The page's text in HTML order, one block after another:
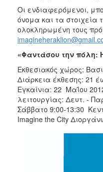
ΠΟΛΙΤΙΣΜΟΣ
ΠΟΛΗ
Οι ενδιαφερόμενοι,
όνομα και τα στοιχεία
ολοκληρωμένη τους
«Φαντάσου την πόλη:
Εκθεσιακός χώρος:
Διάρκεια έκθεσης: 21
Εγκαίνια: 22 Μαΐου
λειτουργίας: Δευτ. -
Σάββατο 9:00-13:30
Imagine the City